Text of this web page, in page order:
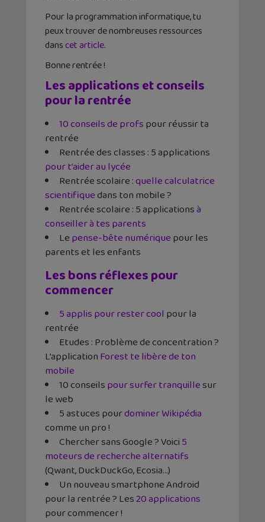
Pour la programmation informatique, tu
peux trouver de nombreuses ressources
danscet article.
Bonne rentrée !
Les applications et conseils
pour la rentrée
10 conseils de profspour réussir ta
rentrée
Rentrée des classes : 5 applications
pour t’aider au lycée
Rentrée scolaire :quelle calculatrice
scientifiquedans ton mobile ?
Rentrée scolaire : 5 applicationsà
conseiller à tes parents
Lepense-bête numériquepour les
parents et les enfants
Les bons réflexes pour
commencer
5 applis pour rester cool pour la
rentrée
Etudes : Problème de concentration ?
L’applicationForest te libère de ton
mobile
10 conseilspour surfer tranquillesur
le web
5 astuces pourdominer Wikipédia
comme un pro !
Chercher sans Google ? Voici5
moteurs de recherche alternatifs
(Qwant, DuckDuckGo, Ecosia…)
Un nouveau smartphone Android
pour la rentrée ?Les20 applications
pour commencer !